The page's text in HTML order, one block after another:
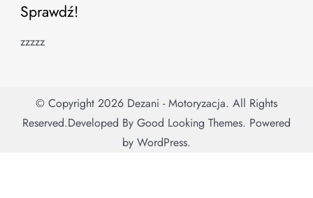
Sprawdź!
zzzzz
© Copyright 2026 Dezani - Motoryzacja. All Rights
Reserved.Developed By Good Looking Themes. Powered
by WordPress.